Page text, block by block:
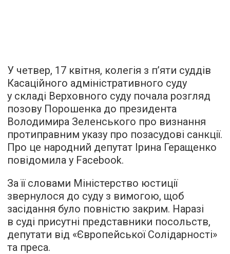
У четвер, 17 квітня, колегія з п’яти суддів
Касаційного адміністративного суду
у складі Верховного суду почала розгляд
позову Порошенка до президента
Володимира Зеленського про визнання
протиправним указу про позасудові санкції.
Про це народний депутат Ірина Геращенко
повідомила у Facebook.
За її словами Міністерство юстиції
звернулося до суду з вимогою, щоб
засідання було повністю закрим. Наразі
в суді присутні представники посольств,
депутати від «Європейської Солідарності»
та преса.